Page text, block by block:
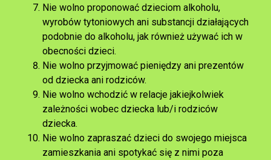
Nie wolno proponować dzieciom alkoholu,
wyrobów tytoniowych ani substancji działających
podobnie do alkoholu, jak również używać ich w
obecności dzieci.
Nie wolno przyjmować pieniędzy ani prezentów
od dziecka ani rodziców.
Nie wolno wchodzić w relacje jakiejkolwiek
zależności wobec dziecka lub/i rodziców
dziecka.
Nie wolno zapraszać dzieci do swojego miejsca
zamieszkania ani spotykać się z nimi poza